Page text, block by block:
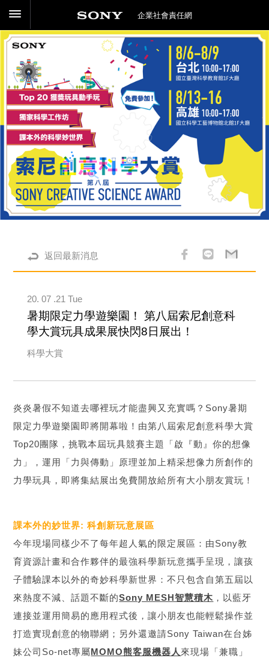
企業社會責任網
返回最新消息
20. 07 .21 Tue
暑期限定力學遊樂園！ 第八屆索尼創意科
學大賞玩具成果展快閃8日展出！
科學大賞
炎炎暑假不知道去哪裡玩才能盡興又充實嗎？Sony暑期
限定力學遊樂園即將開幕啦！由第八屆索尼創意科學大賞
Top20團隊，挑戰本屆玩具競賽主題「啟『動』你的想像
力」，運用「力與傳動」原理並加上精采想像力所創作的
力學玩具，即將集結展出免費開放給所有大小朋友賞玩！
課本外的妙世界: 科創新玩意展區
今年現場同樣少不了每年超人氣的限定展區：由Sony教
育資源計畫和合作夥伴的最強科學新玩意攜手呈現，讓孩
子體驗課本以外的奇妙科學新世界：不只包含自第五屆以
來熱度不減、話題不斷的Sony MESH智慧積木 ，以藍牙
連接並運用簡易的應用程式後，讓小朋友也能輕鬆操作並
打造實現創意的物聯網；另外還邀請Sony Taiwan在台姊
妹公司So-net專屬MOMO熊客服機器人 來現場「兼職」